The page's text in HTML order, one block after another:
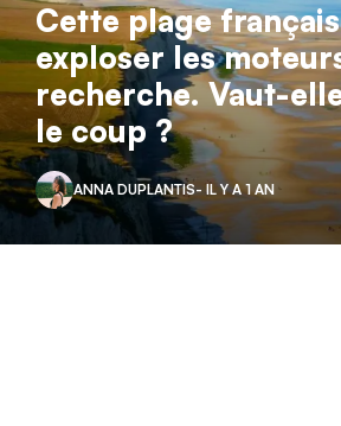
Cette plage
exploser les
recherche. Vaut-
le coup ?
ANNA DUPLANTIS- IL Y A 1 AN